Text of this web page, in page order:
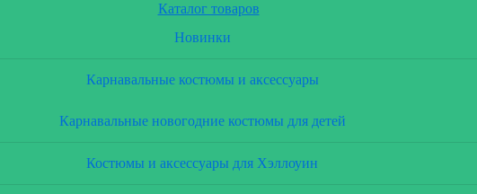
Каталог товаров
Новинки
Карнавальные костюмы и аксессуары
Карнавальные новогодние костюмы для детей
Костюмы и аксессуары для Хэллоуин